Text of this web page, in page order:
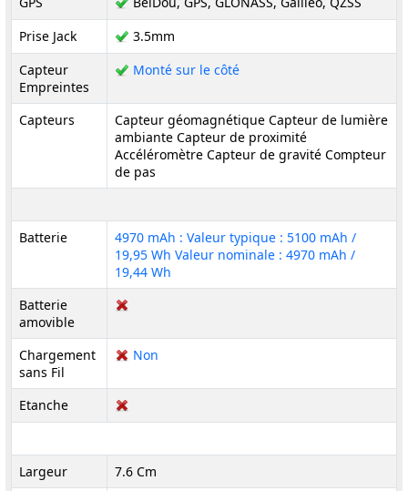
Prise Jack
3.5mm
Capteur
Empreintes
Monté sur le côté
Capteurs
Capteur géomagnétique Capteur de lumière
ambiante Capteur de proximité
Accéléromètre Capteur de gravité Compteur
de pas
Batterie
4970 mAh : Valeur typique : 5100 mAh /
19,95 Wh Valeur nominale : 4970 mAh /
19,44 Wh
Batterie
amovible
Chargement
sans Fil
Non
Etanche
Largeur 7.6 Cm